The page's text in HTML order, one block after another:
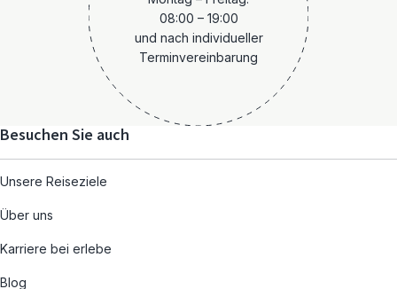
08:00 – 19:00
und nach individueller
Terminvereinbarung
Besuchen Sie auch
Unsere Reiseziele
Über uns
Karriere bei erlebe
Blog